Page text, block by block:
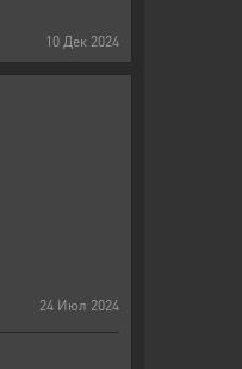
10 Дек 2024
24 Июл 2024